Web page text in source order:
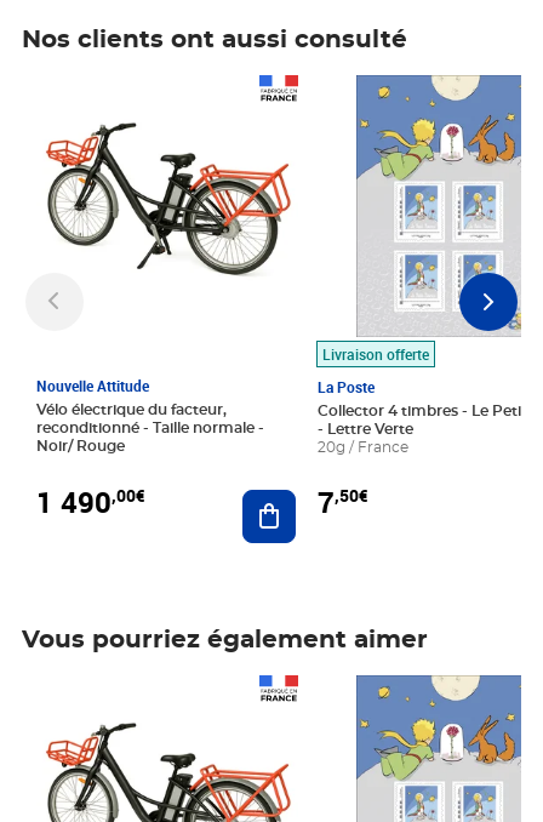
Nos clients ont aussi consulté
Nouvelle Attitude
Vélo électrique du facteur,
reconditionné - Taille normale -
Noir/ Rouge
1 490,00€ Ajouter au panier
Livraison offerte
La Poste
Collector 4 timbres - Le Petit
- Lettre Verte
20g / France
7,50€
Prix 7,50€
Vous pourriez également aimer
Prix 7,50€